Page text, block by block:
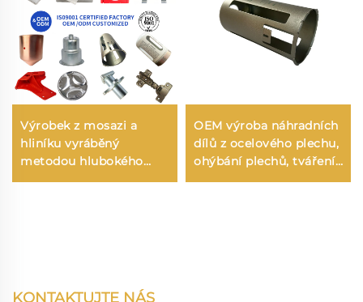
Výrobek z mosazi a
hliníku vyráběný
metodou hlubokého
tažení s výrobou z
OEM výroba náhradních
dílů z ocelového plechu,
ohýbání plechů, tváření
a hluboká tažení
KONTAKTUJTE NÁS